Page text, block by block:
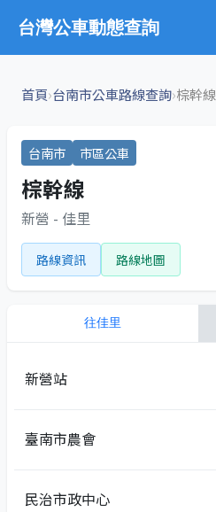
台灣公車動態查詢
首頁›台南市公車路線查詢›棕幹線
台南市 市區公車
棕幹線
新營 - 佳里
路線資訊 路線地圖
往佳里
新營站
臺南市農會
民治市政中心